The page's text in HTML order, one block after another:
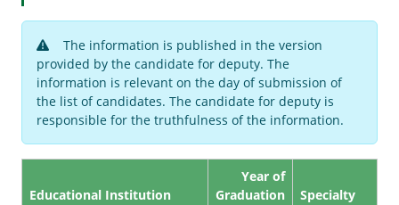
The information is published in the version
provided by the candidate for deputy. The
information is relevant on the day of submission of
the list of candidates. The candidate for deputy is
responsible for the truthfulness of the information.
Educational Institution
Year of
Graduation
Specialty